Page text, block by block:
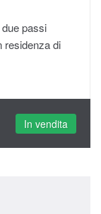
passi
residenza di
In vendita